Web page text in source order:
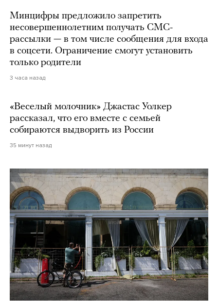
Минцифры предложило запретить
несовершеннолетним получать СМС-
рассылки — в том числе сообщения для входа
в соцсети. Ограничение смогут установить
только родители
3 часа назад
«Веселый молочник» Джастас Уолкер
рассказал, что его вместе с семьей
собираются выдворить из России
35 минут назад